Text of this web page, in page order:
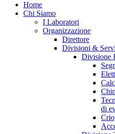
Home
Chi Siamo
I Laboratori
Organizzazione
Direttore
Divisioni &
Divisione
di